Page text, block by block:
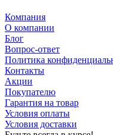
Компания
О компании
Блог
Вопрос-ответ
Политика
Контакты
Акции
Покупателю
Гарантия на товар
Условия оплаты
Условия доставки